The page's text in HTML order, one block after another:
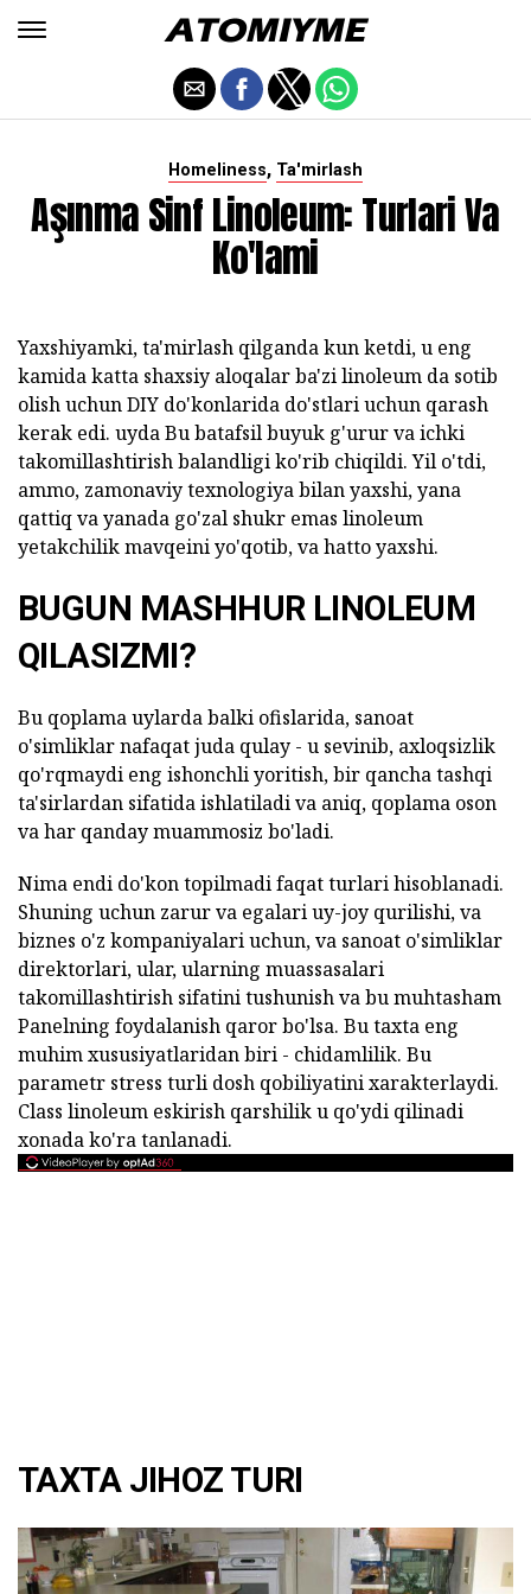
Homeliness, Ta'mirlash
Aşınma Sinf Linoleum: Turlari Va
Ko'lami
Yaxshiyamki, ta'mirlash qilganda kun ketdi, u eng
kamida katta shaxsiy aloqalar ba'zi linoleum da sotib
olish uchun DIY do'konlarida do'stlari uchun qarash
kerak edi. uyda Bu batafsil buyuk g'urur va ichki
takomillashtirish balandligi ko'rib chiqildi. Yil o'tdi,
ammo, zamonaviy texnologiya bilan yaxshi, yana
qattiq va yanada go'zal shukr emas linoleum
yetakchilik mavqeini yo'qotib, va hatto yaxshi.
BUGUN MASHHUR LINOLEUM
QILASIZMI?
Bu qoplama uylarda balki ofislarida, sanoat
o'simliklar nafaqat juda qulay - u sevinib, axloqsizlik
qo'rqmaydi eng ishonchli yoritish, bir qancha tashqi
ta'sirlardan sifatida ishlatiladi va aniq, qoplama oson
va har qanday muammosiz bo'ladi.
Nima endi do'kon topilmadi faqat turlari hisoblanadi.
Shuning uchun zarur va egalari uy-joy qurilishi, va
biznes o'z kompaniyalari uchun, va sanoat o'simliklar
direktorlari, ular, ularning muassasalari
takomillashtirish sifatini tushunish va bu muhtasham
Panelning foydalanish qaror bo'lsa. Bu taxta eng
muhim xususiyatlaridan biri - chidamlilik. Bu
parametr stress turli dosh qobiliyatini xarakterlaydi.
Class linoleum eskirish qarshilik u qo'ydi qilinadi
xonada ko'ra tanlanadi.
TAXTA JIHOZ TURI